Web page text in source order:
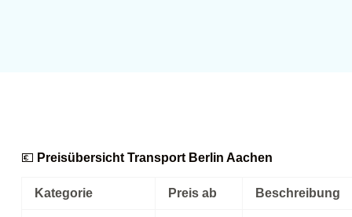
💶 Preisübersicht Transport Berlin Aachen
Kategorie Preis ab Beschreibung